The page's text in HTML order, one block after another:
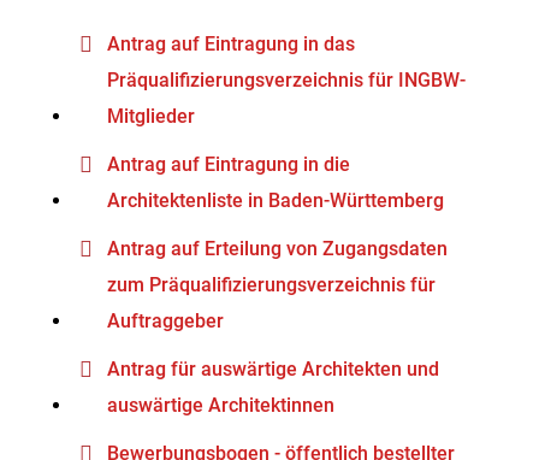
Antrag auf Eintragung in das
Präqualifizierungsverzeichnis für INGBW-
Mitglieder
Antrag auf Eintragung in die
Architektenliste in Baden-Württemberg
Antrag auf Erteilung von Zugangsdaten
zum Präqualifizierungsverzeichnis für
Auftraggeber
Antrag für auswärtige Architekten und
auswärtige Architektinnen
Bewerbungsbogen - öffentlich bestellter